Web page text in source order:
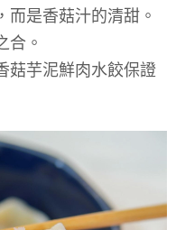
而是香菇汁的清甜。
合。
菇芋泥鮮肉水餃保證